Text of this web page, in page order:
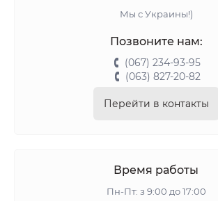
Мы с Украины!)
Позвоните нам:
(067) 234-93-95
(063) 827-20-82
Перейти в контакты
Время работы
Пн-Пт: з 9:00 до 17:00